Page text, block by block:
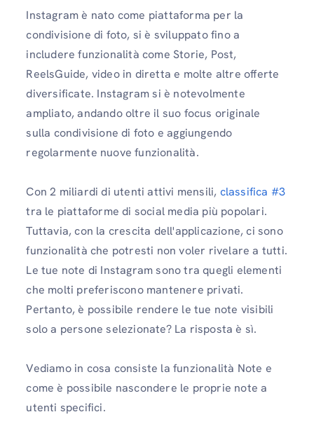
Instagram è nato come piattaforma per la
condivisione di foto, si è sviluppato fino a
includere funzionalità come Storie, Post,
ReelsGuide, video in diretta e molte altre offerte
diversificate. Instagram si è notevolmente
ampliato, andando oltre il suo focus originale
sulla condivisione di foto e aggiungendo
regolarmente nuove funzionalità.
Con 2 miliardi di utenti attivi mensili, classifica #3
tra le piattaforme di social media più popolari.
Tuttavia, con la crescita dell'applicazione, ci sono
funzionalità che potresti non voler rivelare a tutti.
Le tue note di Instagram sono tra quegli elementi
che molti preferiscono mantenere privati.
Pertanto, è possibile rendere le tue note visibili
solo a persone selezionate? La risposta è sì.
Vediamo in cosa consiste la funzionalità Note e
come è possibile nascondere le proprie note a
utenti specifici.